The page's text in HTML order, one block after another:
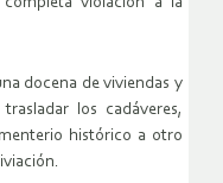
docena de viviendas y
los cadáveres,
histórico a otro